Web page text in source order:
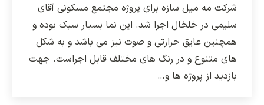
شرکت مه میل سازه برای پروژه مجتمع مسکونی آقای
سلیمی در خلخال اجرا شد. این نما بسیار سبک بوده و
همچنین عایق حرارتی و صوت نیز می باشد و به شکل
های متنوع و در رنگ های مختلف قابل اجراست. جهت
بازدید از پروژه ها و…